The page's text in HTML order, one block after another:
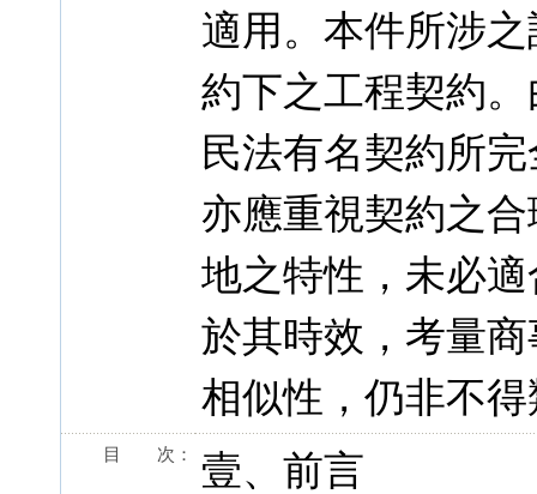
適用。本件所涉
約下之工程契約
民法有名契約所
亦應重視契約之
地之特性，未必
於其時效，考量
相似性，仍非不
目 次：
壹、前言